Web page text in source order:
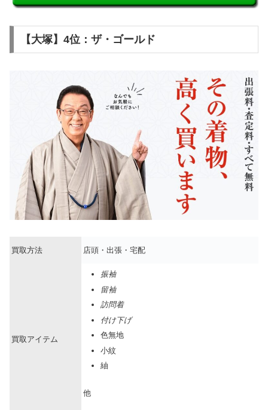
【大塚】4位：ザ・ゴールド
買取方法 店頭・出張・宅配
買取アイテム
振袖
留袖
訪問着
付け下げ
色無地
小紋
紬
他